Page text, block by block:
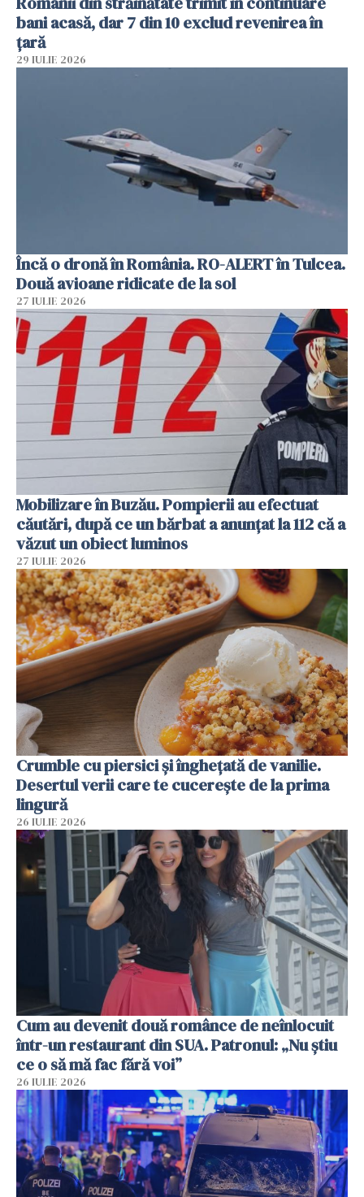
bani acasă, dar 7 din 10 exclud revenirea în
țară
29 IULIE 2026
Încă o dronă în România. RO-ALERT în Tulcea.
Două avioane ridicate de la sol
27 IULIE 2026
Mobilizare în Buzău. Pompierii au efectuat
căutări, după ce un bărbat a anunțat la 112 că a
văzut un obiect luminos
27 IULIE 2026
Crumble cu piersici și înghețată de vanilie.
Desertul verii care te cucerește de la prima
lingură
26 IULIE 2026
Cum au devenit două românce de neînlocuit
într-un restaurant din SUA. Patronul: „Nu știu
ce o să mă fac fără voi”
26 IULIE 2026